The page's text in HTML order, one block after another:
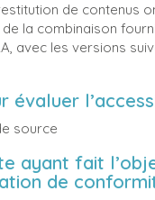
de contenus
la combinaison
avec les versions
évaluer
source
ayant fait
de